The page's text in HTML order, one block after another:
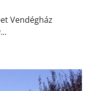
Vendégház